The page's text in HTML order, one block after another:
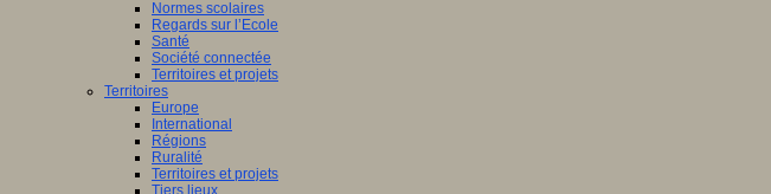
Normes scolaires
Regards sur l’Ecole
Santé
Société connectée
Territoires et projets
Territoires
Europe
International
Régions
Ruralité
Territoires et projets
Tiers lieux